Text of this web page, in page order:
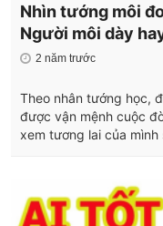
Nhìn tướng môi
Người môi dày
2 năm trước
Theo nhân tướng học,
được vận mệnh cuộc
xem tương lai của mình